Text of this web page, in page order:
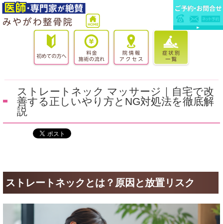
ストレートネック マッサージ｜自宅で改
善する正しいやり方とNG対処法を徹底解
説
ストレートネックとは？原因と放置リスク